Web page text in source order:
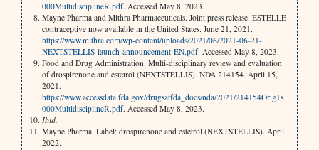
000MultidisciplineR.pdf. Accessed May 8, 2023.
Mayne Pharma and Mithra Pharmaceuticals. Joint press release. ESTELLE
contraceptive now available in the United States. June 21, 2021.
https://www.mithra.com/wp-content/uploads/2021/06/2021-06-21-
NEXTSTELLIS-launch-announcement-EN.pdf. Accessed May 8, 2023.
Food and Drug Administration. Multi-disciplinary review and evaluation
of drospirenone and estetrol (NEXTSTELLIS). NDA 214154. April 15,
2021.
https://www.accessdata.fda.gov/drugsatfda_docs/nda/2021/214154Orig1s
000MultidisciplineR.pdf. Accessed May 8, 2023.
Ibid.
Mayne Pharma. Label: drospirenone and estetrol (NEXTSTELLIS). April
2022.